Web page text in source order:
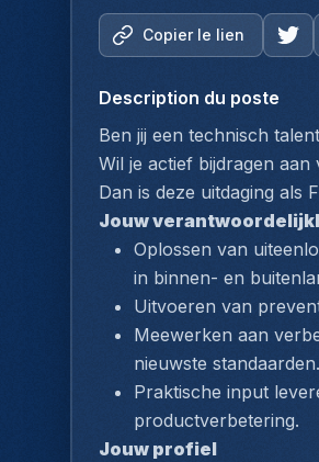
Copier le lien
Description du poste
Ben jij een technisch
Wil je actief bijdragen
Dan is deze uitdaging als
Jouw
Oplossen van
in binnen- en
Uitvoeren van
Meewerken aan
nieuwste standaarden.
Praktische input
productverbetering.
Jouw profiel